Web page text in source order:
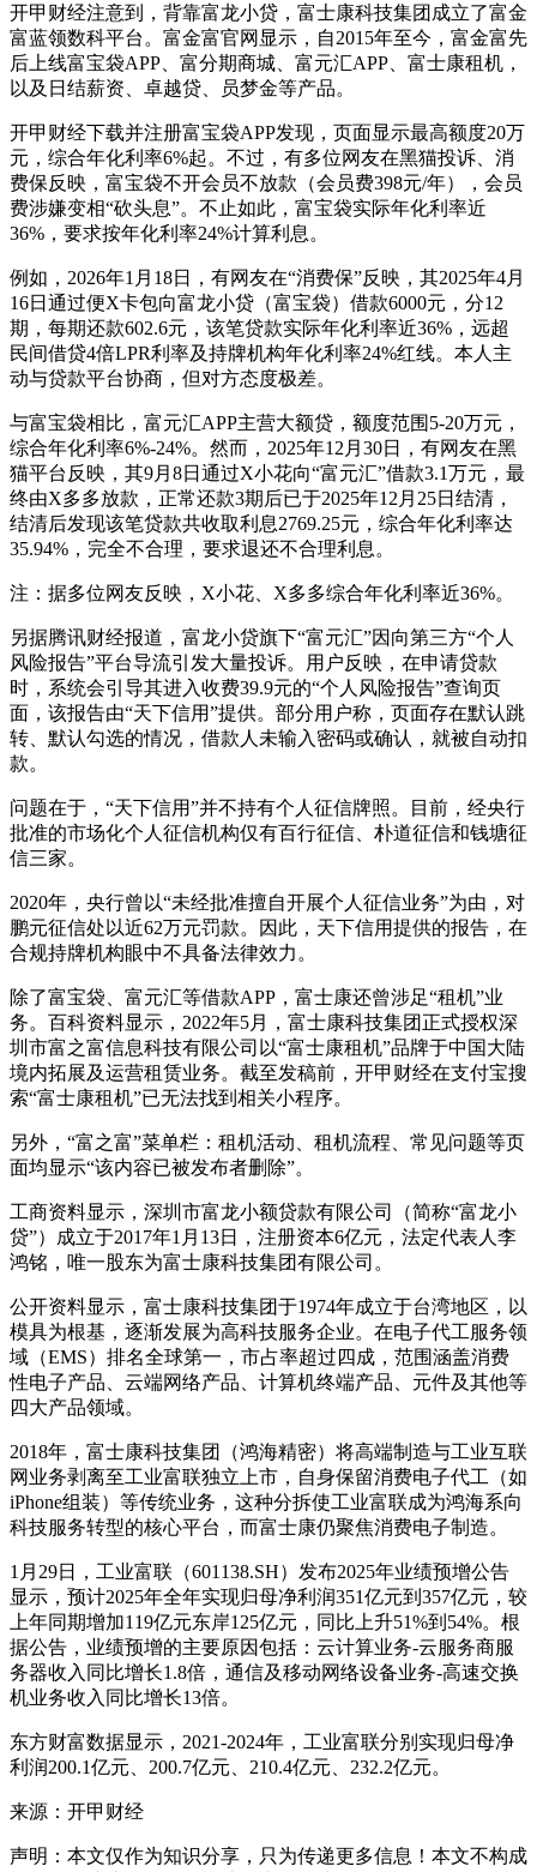
开甲财经注意到，背靠富龙小贷，富士康科技集团成立了富金
富蓝领数科平台。富金富官网显示，自2015年至今，富金富先
后上线富宝袋APP、富分期商城、富元汇APP、富士康租机，
以及日结薪资、卓越贷、员梦金等产品。
开甲财经下载并注册富宝袋APP发现，页面显示最高额度20万
元，综合年化利率6%起。不过，有多位网友在黑猫投诉、消
费保反映，富宝袋不开会员不放款（会员费398元/年），会员
费涉嫌变相“砍头息”。不止如此，富宝袋实际年化利率近
36%，要求按年化利率24%计算利息。
例如，2026年1月18日，有网友在“消费保”反映，其2025年4月
16日通过便X卡包向富龙小贷（富宝袋）借款6000元，分12
期，每期还款602.6元，该笔贷款实际年化利率近36%，远超
民间借贷4倍LPR利率及持牌机构年化利率24%红线。本人主
动与贷款平台协商，但对方态度极差。
与富宝袋相比，富元汇APP主营大额贷，额度范围5-20万元，
综合年化利率6%-24%。然而，2025年12月30日，有网友在黑
猫平台反映，其9月8日通过X小花向“富元汇”借款3.1万元，最
终由X多多放款，正常还款3期后已于2025年12月25日结清，
结清后发现该笔贷款共收取利息2769.25元，综合年化利率达
35.94%，完全不合理，要求退还不合理利息。
注：据多位网友反映，X小花、X多多综合年化利率近36%。
另据腾讯财经报道，富龙小贷旗下“富元汇”因向第三方“个人
风险报告”平台导流引发大量投诉。用户反映，在申请贷款
时，系统会引导其进入收费39.9元的“个人风险报告”查询页
面，该报告由“天下信用”提供。部分用户称，页面存在默认跳
转、默认勾选的情况，借款人未输入密码或确认，就被自动扣
款。
问题在于，“天下信用”并不持有个人征信牌照。目前，经央行
批准的市场化个人征信机构仅有百行征信、朴道征信和钱塘征
信三家。
2020年，央行曾以“未经批准擅自开展个人征信业务”为由，对
鹏元征信处以近62万元罚款。因此，天下信用提供的报告，在
合规持牌机构眼中不具备法律效力。
除了富宝袋、富元汇等借款APP，富士康还曾涉足“租机”业
务。百科资料显示，2022年5月，富士康科技集团正式授权深
圳市富之富信息科技有限公司以“富士康租机”品牌于中国大陆
境内拓展及运营租赁业务。截至发稿前，开甲财经在支付宝搜
索“富士康租机”已无法找到相关小程序。
另外，“富之富”菜单栏：租机活动、租机流程、常见问题等页
面均显示“该内容已被发布者删除”。
工商资料显示，深圳市富龙小额贷款有限公司（简称“富龙小
贷”）成立于2017年1月13日，注册资本6亿元，法定代表人李
鸿铭，唯一股东为富士康科技集团有限公司。
公开资料显示，富士康科技集团于1974年成立于台湾地区，以
模具为根基，逐渐发展为高科技服务企业。在电子代工服务领
域（EMS）排名全球第一，市占率超过四成，范围涵盖消费
性电子产品、云端网络产品、计算机终端产品、元件及其他等
四大产品领域。
2018年，富士康科技集团（鸿海精密）将高端制造与工业互联
网业务剥离至工业富联独立上市，自身保留消费电子代工（如
iPhone组装）等传统业务，这种分拆使工业富联成为鸿海系向
科技服务转型的核心平台，而富士康仍聚焦消费电子制造。
1月29日，工业富联（601138.SH）发布2025年业绩预增公告
显示，预计2025年全年实现归母净利润351亿元到357亿元，较
上年同期增加119亿元东岸125亿元，同比上升51%到54%。根
据公告，业绩预增的主要原因包括：云计算业务-云服务商服
务器收入同比增长1.8倍，通信及移动网络设备业务-高速交换
机业务收入同比增长13倍。
东方财富数据显示，2021-2024年，工业富联分别实现归母净
利润200.1亿元、200.7亿元、210.4亿元、232.2亿元。
来源：开甲财经
声明：本文仅作为知识分享，只为传递更多信息！本文不构成